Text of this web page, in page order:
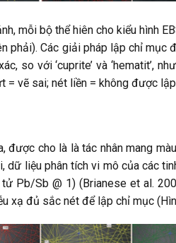
mỗi bộ thể hiên cho kiểu hình
phải). Các giải pháp lập chỉ mục
xác, so với ‘cuprite’ và
= vẽ sai; nét liền = không được
được cho là là tác nhân mang
dữ liệu phân tích vi mô của các
Pb/Sb @ 1) (Brianese et al.
xạ đủ sắc nét để lập chỉ mục